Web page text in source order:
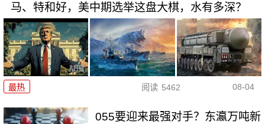
马、特和好，美中期选举这盘大棋，水有多深？
最热 阅读 5462 08-04
055要迎来最强对手？东瀛万吨新